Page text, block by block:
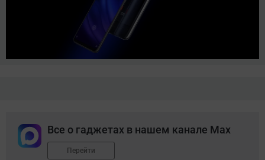
Все о гаджетах в нашем канале Max
Перейти